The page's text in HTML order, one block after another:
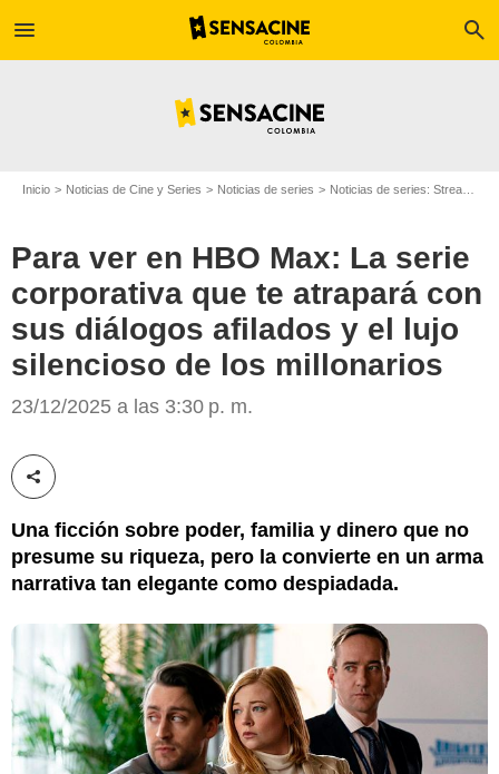
menu search
Inicio Noticias de Cine y Series Noticias de series Noticias de series: Streaming
Para ver en HBO Max: La serie
corporativa que te atrapará con
sus diálogos afilados y el lujo
silencioso de los millonarios
23/12/2025 a las 3:30 p. m.
Compartir esta noticia
Una ficción sobre poder, familia y dinero que no
presume su riqueza, pero la convierte en un arma
narrativa tan elegante como despiadada.
HBO Max